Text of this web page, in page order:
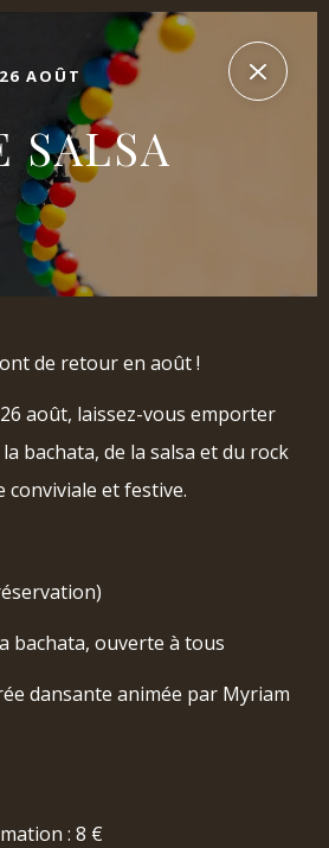
AOÛT
SALSA
de retour en août !
août, laissez-vous emporter
bachata, de la salsa et du rock
conviviale et festive.
bachata, ouverte à tous
dansante animée par Myriam
: 8 €